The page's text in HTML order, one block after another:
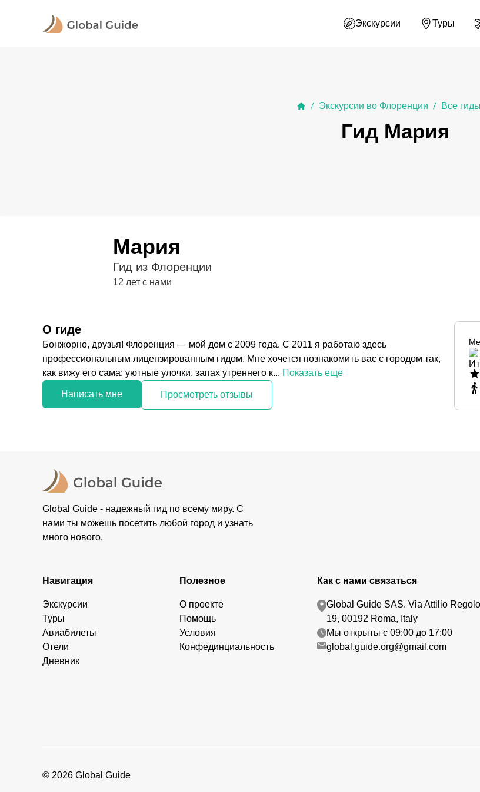
Экскурсии Туры
/ Экскурсии во Флоренции / Все гиды
Гид Мария
Мария
Гид из Флоренции
12 лет с нами
О гиде
Бонжорно, друзья! Флоренция — мой дом с 2009 года. С 2011 я работаю здесь
профессиональным лицензированным гидом. Мне хочется познакомить вас с городом так,
как вижу его сама: уютные улочки, запах утреннего к... Показать еще
Написать мне Просмотреть отзывы
Global Guide - надежный гид по всему миру. С
нами ты можешь посетить любой город и узнать
много нового.
Навигация
Экскурсии
Туры
Авиабилеты
Отели
Дневник
Полезное
О проекте
Помощь
Условия
Конфединциальность
Как с нами связаться
Global Guide SAS. Via Attilio Regolo
19, 00192 Roma, Italy
Мы открыты с 09:00 до 17:00
global.guide.org@gmail.com
© 2026 Global Guide